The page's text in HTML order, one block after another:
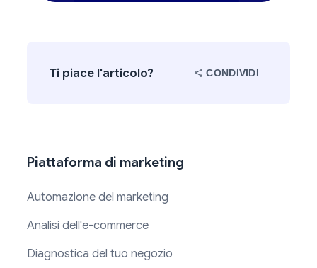
Ti piace l'articolo? CONDIVIDI
Piattaforma di marketing
Automazione del marketing
Analisi dell'e-commerce
Diagnostica del tuo negozio